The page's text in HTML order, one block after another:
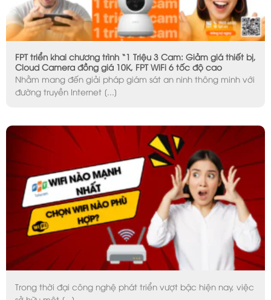
FPT triển khai chương trình “1 Triệu 3 Cam: Giảm giá thiết bị,
Cloud Camera đồng giá 10K, FPT WiFi 6 tốc độ cao
Nhằm mang đến giải pháp giám sát an ninh thông minh với
đường truyền Internet [...]
Trong thời đại công nghệ phát triển vượt bậc hiện nay, việc